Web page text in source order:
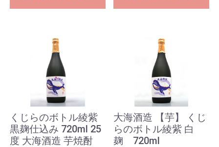
くじらのボトル綾紫
黒麹仕込み 720ml 25
度 大海酒造 芋焼酎
大海酒造 【芋】 くじ
らのボトル綾紫 白
麹 720ml